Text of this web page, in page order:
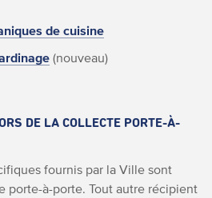
de cuisine
(nouveau)
DE LA COLLECTE PORTE-À-
fournis par la Ville sont
porte-à-porte. Tout autre récipient